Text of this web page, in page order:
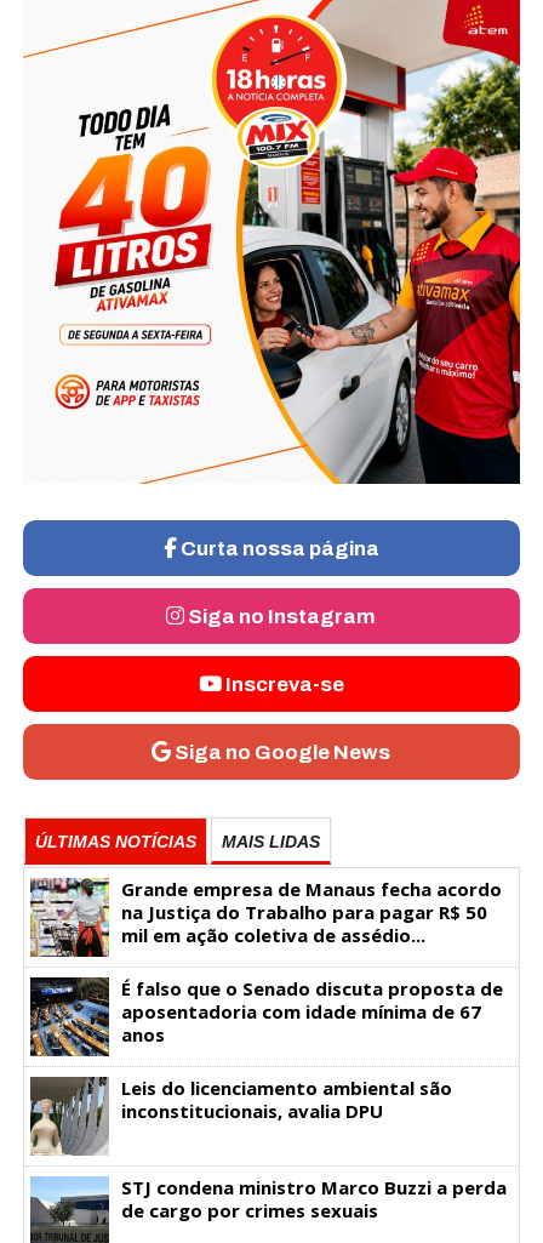
Curta nossa página
Siga no Instagram
Inscreva-se
Siga no Google News
ÚLTIMAS NOTÍCIAS MAIS LIDAS
Grande empresa de Manaus fecha acordo
na Justiça do Trabalho para pagar R$ 50
mil em ação coletiva de assédio...
É falso que o Senado discuta proposta de
aposentadoria com idade mínima de 67
anos
Leis do licenciamento ambiental são
inconstitucionais, avalia DPU
STJ condena ministro Marco Buzzi a perda
de cargo por crimes sexuais